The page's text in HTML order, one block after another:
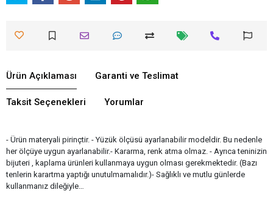
Ürün Açıklaması Garanti ve Teslimat
Taksit Seçenekleri Yorumlar
- Ürün materyali pirinçtir. - Yüzük ölçüsü ayarlanabilir modeldir. Bu nedenle
her ölçüye uygun ayarlanabilir.- Kararma, renk atma olmaz. - Ayrıca teninizin
bijuteri , kaplama ürünleri kullanmaya uygun olması gerekmektedir. (Bazı
tenlerin karartma yaptığı unutulmamalıdır.)- Sağlıklı ve mutlu günlerde
kullanmanız dileğiyle…